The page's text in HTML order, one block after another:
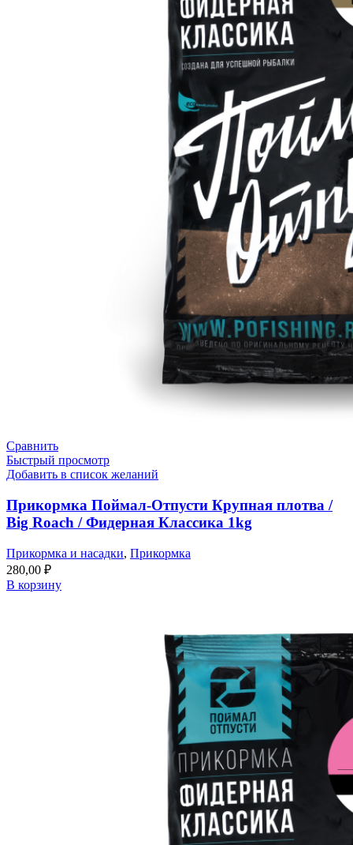
Сравнить
Быстрый просмотр
Добавить в список желаний
Прикормка Поймал-Отпусти Крупная плотва /
Big Roach / Фидерная Классика 1kg
Прикормка и насадки, Прикормка
280,00 ₽
В корзину